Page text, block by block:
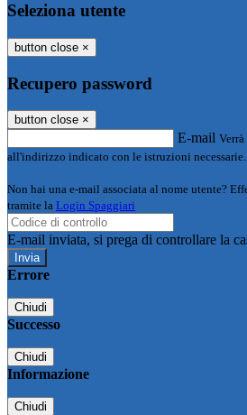
Seleziona utente
button close ×
Recupero password
button close ×
E-mail
all'indirizzo indicato con le istruzioni necessarie.
Non hai una e-mail associata al nome utente?
tramite la Login Spaggiari
E-mail inviata, si prega di controllare la
Errore
Chiudi
Successo
Chiudi
Informazione
Chiudi